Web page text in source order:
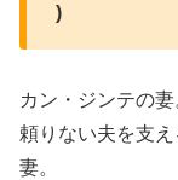
)
カン・ジンテの妻
頼りない夫を支
妻。